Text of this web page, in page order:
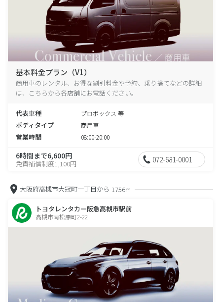
基本料金プラン（V1）
商用車のレンタル、お得な割引料金や予約、乗り捨てなどの詳細
は、こちらから各店舗にお電話ください。
代表車種 プロボックス 等
ボディタイプ 商用車
営業時間 08:00-20:00
6時間まで6,600円
免責補償制度1,100円 072-681-0001
大阪府高槻市大冠町一丁目から 1756m
トヨタレンタカー阪急高槻市駅前
高槻市南松原町2-22